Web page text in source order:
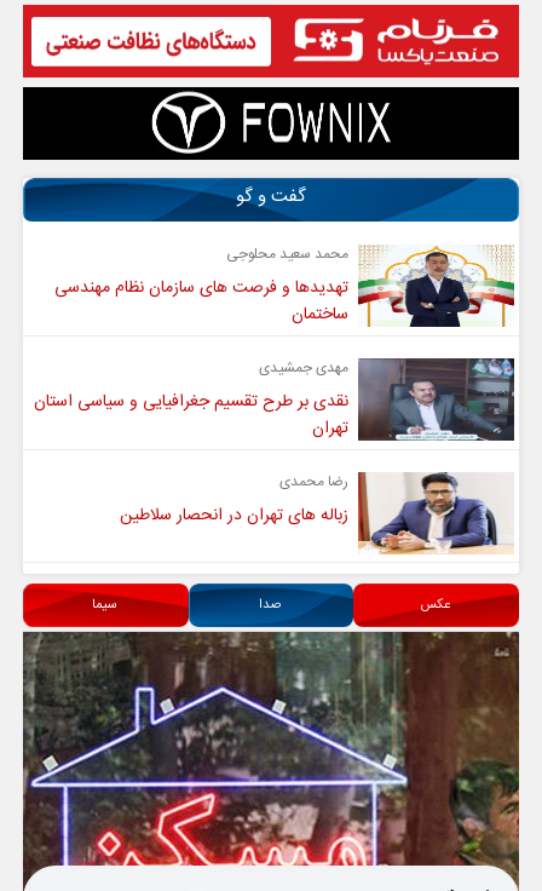
گفت و گو
محمد سعید محلوجی
تهدیدها و فرصت های سازمان نظام مهندسی
ساختمان
مهدی جمشیدی
نقدی بر طرح تقسیم جغرافیایی و سیاسی استان
تهران
رضا محمدی
زباله های تهران در انحصار سلاطین
عکس صدا سیما